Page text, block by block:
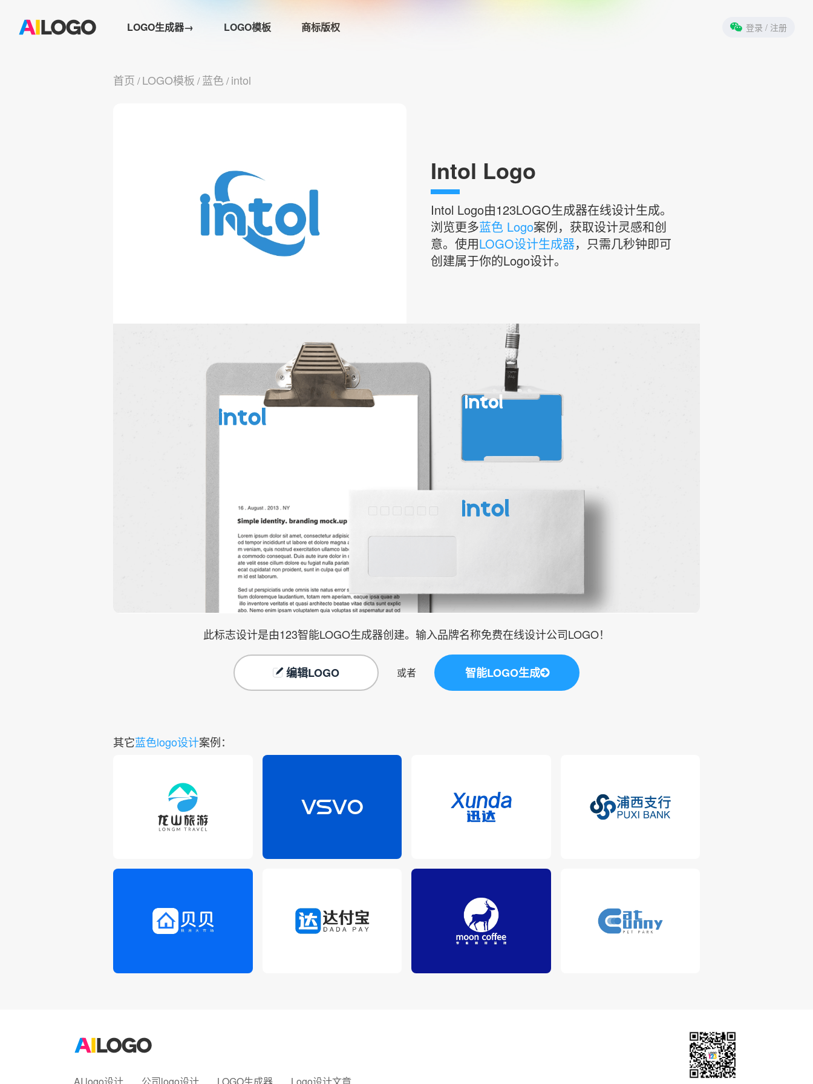
LOGO生成器→ LOGO模板 商标版权 登录 / 注册
首页 / LOGO模板 / 蓝色 / intol
Intol Logo
Intol Logo由123LOGO生成器在线设计生成。
浏览更多蓝色 Logo案例，获取设计灵感和创
意。使用LOGO设计生成器，只需几秒钟即可
创建属于你的Logo设计。
此标志设计是由123智能LOGO生成器创建。输入品牌名称免费在线设计公司LOGO！
编辑LOGO 或者 智能LOGO生成
其它蓝色logo设计案例：